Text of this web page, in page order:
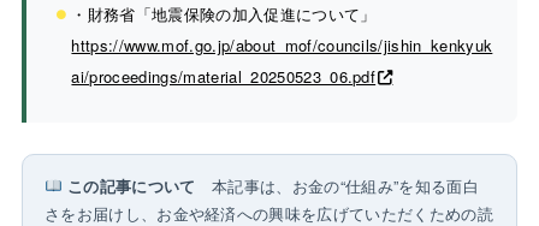
・財務省「地震保険の加入促進について」
https://www.mof.go.jp/about_mof/councils/jishin_kenkyuk
ai/proceedings/material_20250523_06.pdf
この記事について 本記事は、お金の“仕組み”を知る面白
さをお届けし、お金や経済への興味を広げていただくための読